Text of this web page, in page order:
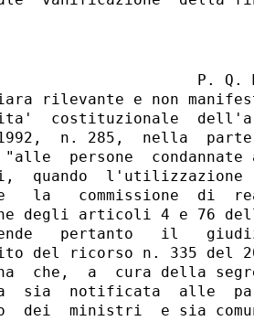
P. Q.
rilevante e non
costituzionale
n. 285,  nella
"alle  persone
quando  l'utilizzazione
la   commissione  di
degli articoli 4 e 76
pertanto   il
del ricorso n. 335 del
che,  a  cura della
sia  notificata  alle
dei  ministri  e sia